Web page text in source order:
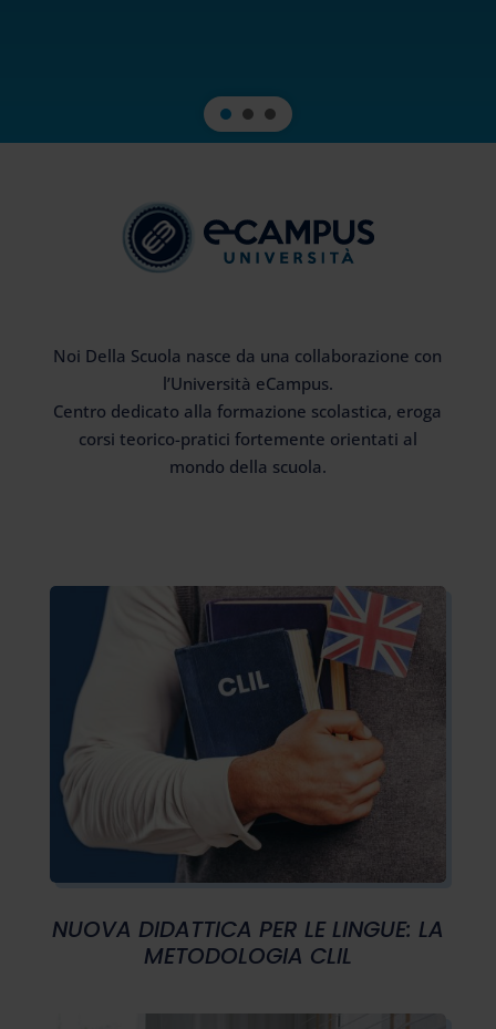
Noi Della Scuola nasce da una collaborazione con
l’Università eCampus.
Centro dedicato alla formazione scolastica, eroga
corsi teorico-pratici fortemente orientati al
mondo della scuola.
NUOVA DIDATTICA PER LE LINGUE: LA
METODOLOGIA CLIL